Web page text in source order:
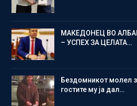
МАКЕДОНЕЦ ВО
– УСПЕХ ЗА ЦЕЛАТА…
Бездомникот молел
гостите му ја дал…